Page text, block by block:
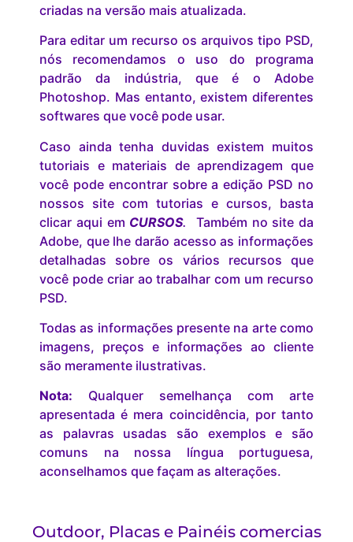
criadas na versão mais atualizada.
Para editar um recurso os arquivos tipo PSD,
nós recomendamos o uso do programa
padrão da indústria, que é o Adobe
Photoshop. Mas entanto, existem diferentes
softwares que você pode usar.
Caso ainda tenha duvidas existem muitos
tutoriais e materiais de aprendizagem que
você pode encontrar sobre a edição PSD no
nossos site com tutorias e cursos, basta
clicar aqui em CURSOS.
Também no site da
Adobe, que lhe darão acesso as informações
detalhadas sobre os vários recursos que
você pode criar ao trabalhar com um recurso
PSD.
Todas as informações presente na arte como
imagens, preços e informações ao cliente
são meramente ilustrativas.
Nota: Qualquer semelhança com arte
apresentada é mera coincidência, por tanto
as palavras usadas são exemplos e são
comuns na nossa língua portuguesa,
aconselhamos que façam as alterações.
Outdoor, Placas e Painéis comercias